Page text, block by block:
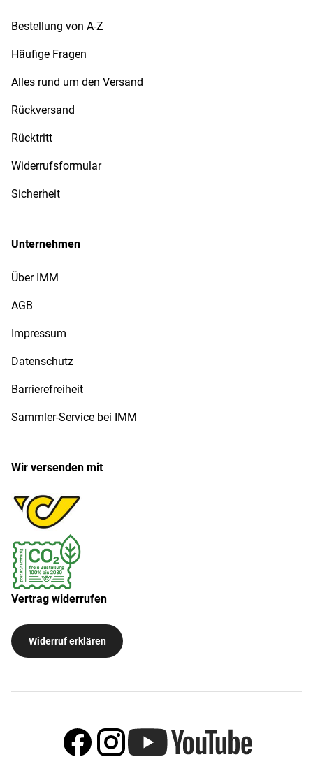
Bestellung von A-Z
Häufige Fragen
Alles rund um den Versand
Rückversand
Rücktritt
Widerrufsformular
Sicherheit
Unternehmen
Über IMM
AGB
Impressum
Datenschutz
Barrierefreiheit
Sammler-Service bei IMM
Wir versenden mit
Vertrag widerrufen
Widerruf erklären